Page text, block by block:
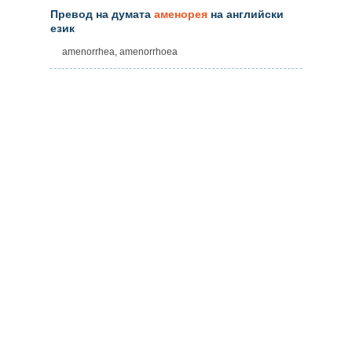
Превод на думата аменорея на английски
език
amenorrhea, amenorrhoea